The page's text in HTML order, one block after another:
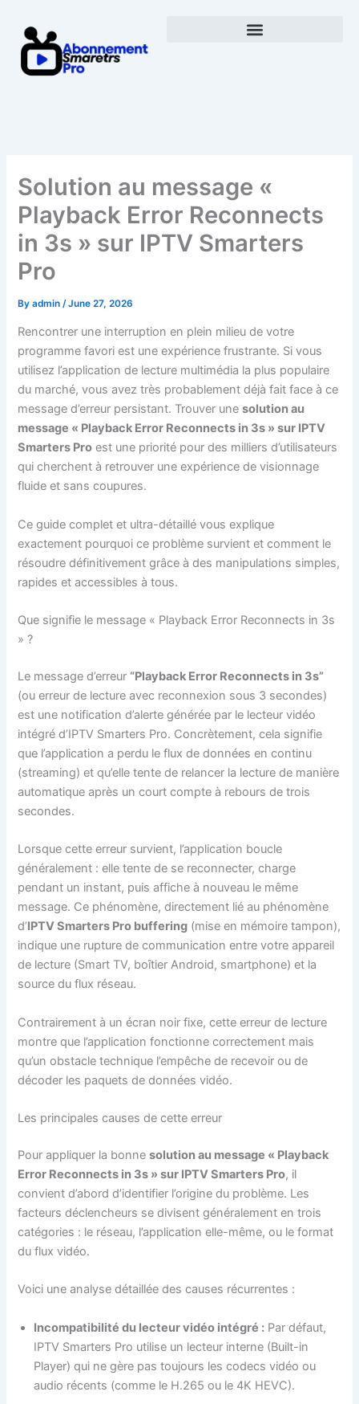
content
Solution au message «
Playback Error Reconnects
in 3s » sur IPTV Smarters
Pro
Byadmin/June 27, 2026
Rencontrer une interruption en plein milieu de votre
programme favori est une expérience frustrante. Si vous
utilisez l’application de lecture multimédia la plus populaire
du marché, vous avez très probablement déjà fait face à ce
message d’erreur persistant. Trouver unesolution au
message « Playback Error Reconnects in 3s » sur IPTV
Smarters Pro est une priorité pour des milliers d’utilisateurs
qui cherchent à retrouver une expérience de visionnage
fluide et sans coupures.
Ce guide complet et ultra-détaillé vous explique
exactement pourquoi ce problème survient et comment le
résoudre définitivement grâce à des manipulations simples,
rapides et accessibles à tous.
Que signifie le message « Playback Error Reconnects in 3s
» ?
Le message d’erreur “Playback Error Reconnects in 3s”
(ou erreur de lecture avec reconnexion sous 3 secondes)
est une notification d’alerte générée par le lecteur vidéo
intégré d’IPTV Smarters Pro. Concrètement, cela signifie
que l’application a perdu le flux de données en continu
(streaming) et qu’elle tente de relancer la lecture de manière
automatique après un court compte à rebours de trois
secondes.
Lorsque cette erreur survient, l’application boucle
généralement : elle tente de se reconnecter, charge
pendant un instant, puis affiche à nouveau le même
message. Ce phénomène, directement lié au phénomène
d’IPTV Smarters Pro buffering (mise en mémoire tampon),
indique une rupture de communication entre votre appareil
de lecture (Smart TV, boîtier Android, smartphone) et la
source du flux réseau.
Contrairement à un écran noir fixe, cette erreur de lecture
montre que l’application fonctionne correctement mais
qu’un obstacle technique l’empêche de recevoir ou de
décoder les paquets de données vidéo.
Les principales causes de cette erreur
Pour appliquer la bonnesolution au message « Playback
Error Reconnects in 3s » sur IPTV Smarters Pro, il
convient d’abord d’identifier l’origine du problème. Les
facteurs déclencheurs se divisent généralement en trois
catégories : le réseau, l’application elle-même, ou le format
du flux vidéo.
Voici une analyse détaillée des causes récurrentes :
Incompatibilité du lecteur vidéo intégré : Par défaut,
IPTV Smarters Pro utilise un lecteur interne (Built-in
Player) qui ne gère pas toujours les codecs vidéo ou
audio récents (comme le H.265 ou le 4K HEVC).